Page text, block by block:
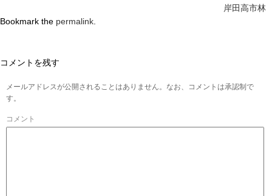
岸田高市林
Bookmark the permalink
コメントを残す
メールアドレスが公開されることはありません。なお、コメントは承認制で
す。
コメント